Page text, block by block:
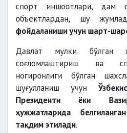
спорт иншоотлари, дам
объектлардан, шу
фойдаланиши учун шарт-
Давлат мулки бўлган
соғломлаштириш ва
ногиронлиги бўлган
шуғулланиш учун
Президенти ёки
ҳужжатларида
тақдим этилади.